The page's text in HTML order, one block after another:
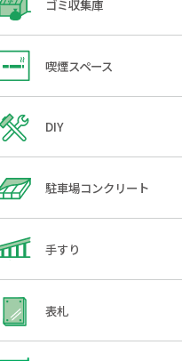
ゴミ収集庫
喫煙スペース
DIY
駐車場コンクリート
手すり
表札